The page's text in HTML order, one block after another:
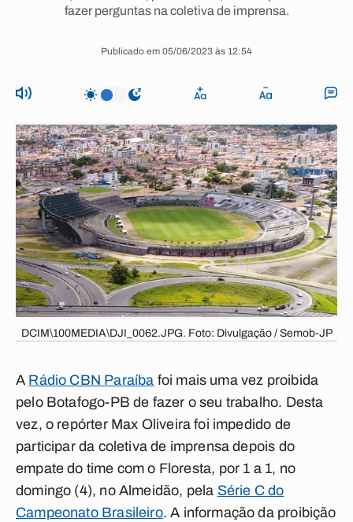
fazer perguntas na coletiva de imprensa.
Publicado em 05/06/2023 às 12:54
DCIM\100MEDIA\DJI_0062.JPG. Foto: Divulgação / Semob-JP
A Rádio CBN Paraíba foi mais uma vez proibida
pelo Botafogo-PB de fazer o seu trabalho. Desta
vez, o repórter Max Oliveira foi impedido de
participar da coletiva de imprensa depois do
empate do time com o Floresta, por 1 a 1, no
domingo (4), no Almeidão, pela Série C do
Campeonato Brasileiro. A informação da proibição